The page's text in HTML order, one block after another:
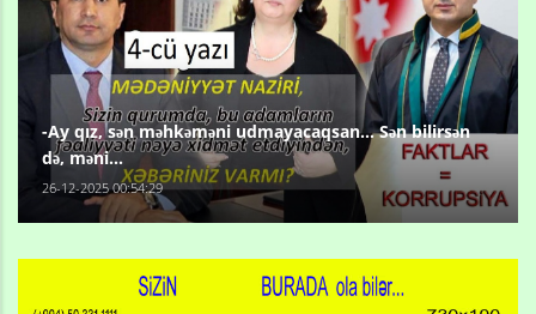
-Ay qız, sən məhkəməni udmayacaqsan... Sən bilirsən
də, məni...
26-12-2025 00:54:29